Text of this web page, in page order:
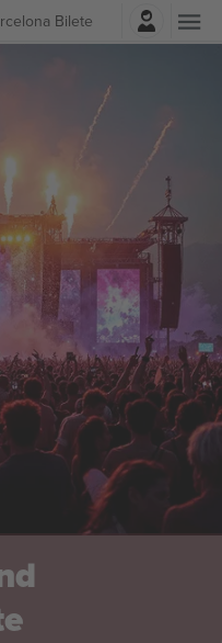
Bilete